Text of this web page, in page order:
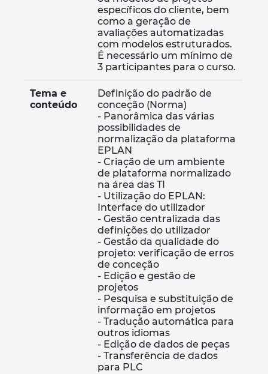
específicos do cliente, bem
como a geração de
avaliações automatizadas
com modelos estruturados.
É necessário um mínimo de
3 participantes para o curso.
Tema e
conteúdo
Definição do padrão de
conceção (Norma)
- Panorâmica das várias
possibilidades de
normalização da plataforma
EPLAN
- Criação de um ambiente
de plataforma normalizado
na área das TI
- Utilização do EPLAN:
Interface do utilizador
- Gestão centralizada das
definições do utilizador
- Gestão da qualidade do
projeto: verificação de erros
de conceção
- Edição e gestão de
projetos
- Pesquisa e substituição de
informação em projetos
- Tradução automática para
outros idiomas
- Edição de dados de peças
- Transferência de dados
para PLC
Indonesia